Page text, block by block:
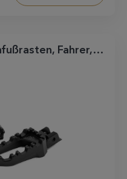
Fahrer,